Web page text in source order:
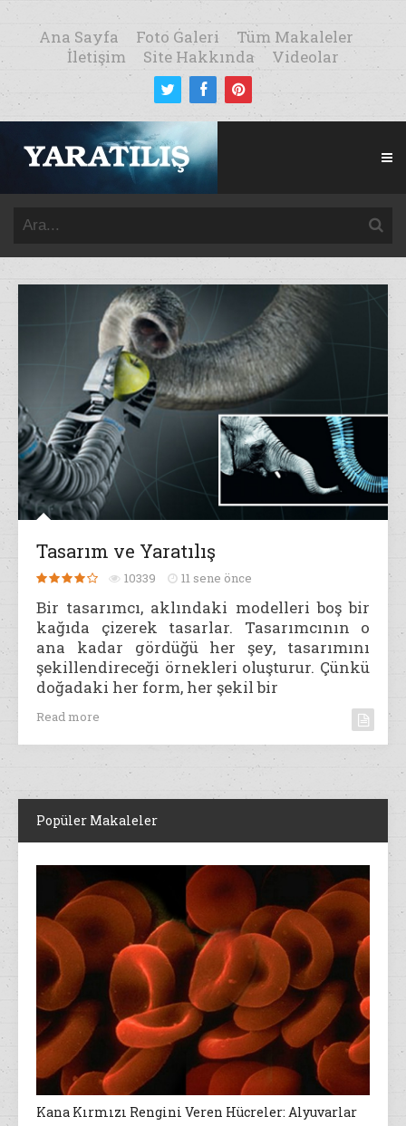
Ana Sayfa Foto Galeri
Tüm Makaleler
İletişim
Site Hakkında Videolar
Tasarım ve Yaratılış
10339 11 sene önce
Bir tasarımcı, aklındaki modelleri boş bir
kağıda çizerek tasarlar. Tasarımcının o
ana kadar gördüğü her şey, tasarımını
şekillendireceği örnekleri oluşturur. Çünkü
doğadaki her form, her şekil bir
Read more
Popüler Makaleler
Kana Kırmızı Rengini Veren Hücreler: Alyuvarlar